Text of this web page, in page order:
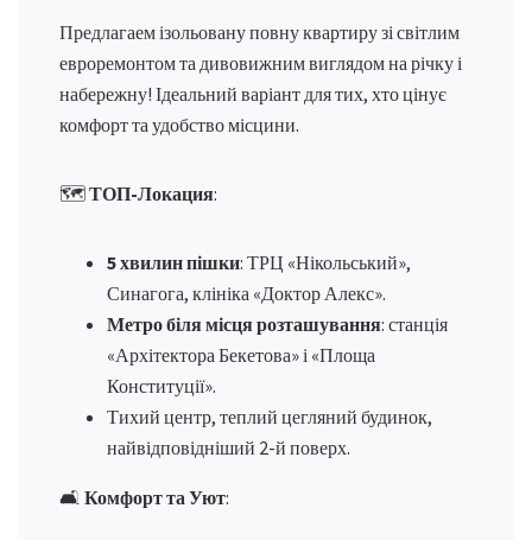
Предлагаем ізольовану повну квартиру зі світлим
евроремонтом та дивовижним виглядом на річку і
набережну! Ідеальний варіант для тих, хто цінує
комфорт та удобство місцини.
🗺ТОП-Локация:
5 хвилин пішки: ТРЦ «Нікольський»,
Синагога, клініка «Доктор Алекс».
Метро біля місця розташування: станція
«Архітектора Бекетова» і «Площа
Конституції».
Тихий центр, теплий цегляний будинок,
найвідповідніший 2-й поверх.
🛋 Комфорт та Уют: